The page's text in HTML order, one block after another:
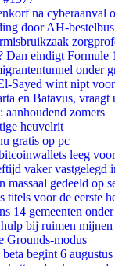
na cyberaanval
door AH-
Dan eindigt Formule
onder
Sayed wint nipt
en Batavus, vraagt
aanhoudend zomers
heuvelrit
gratis op pc
leeg
vaker vastgelegd
gedeeld op
voor de eerste
14 gemeenten
bij ruimen
Grounds-modus
begint 6 augustus